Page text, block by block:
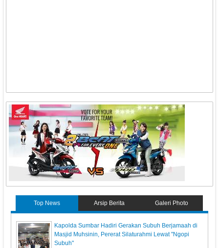
Top News Arsip Berita Galeri Photo
Kapolda Sumbar Hadiri Gerakan Subuh Berjamaah di
Masjid Muhsinin, Pererat Silaturahmi Lewat "Ngopi
Subuh"